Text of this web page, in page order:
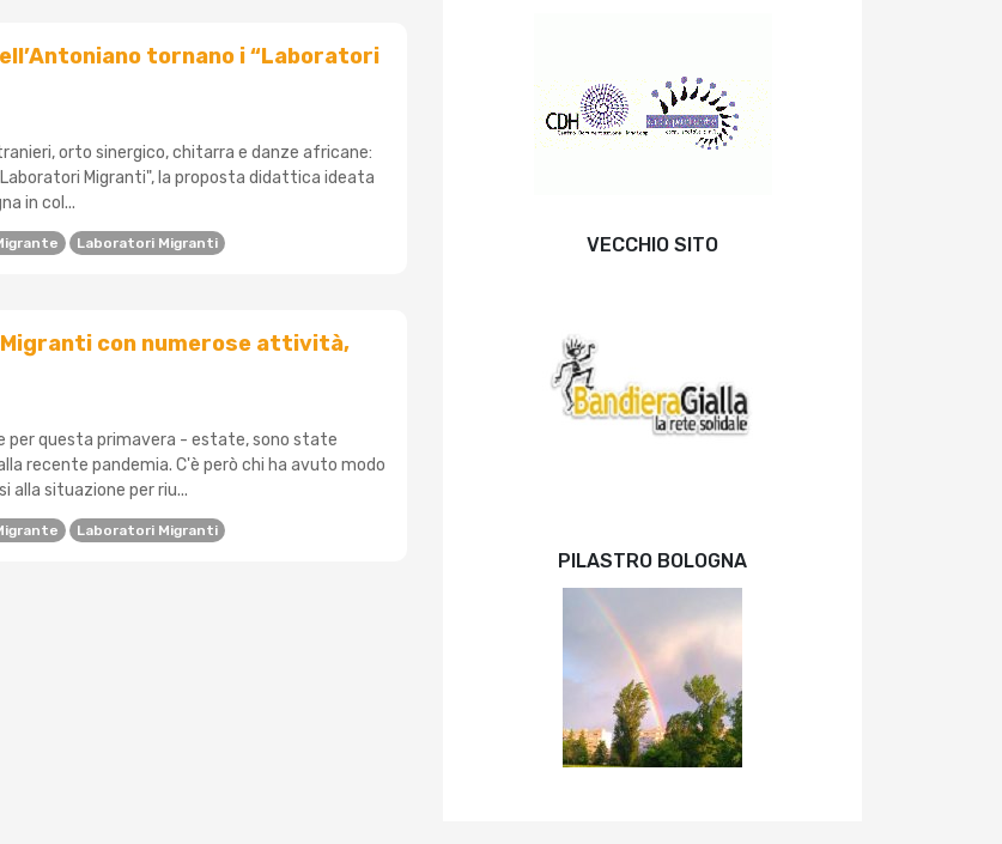
tornano i “Laboratori
orto sinergico, chitarra e danze africane:
Migranti", la proposta didattica ideata
in col...
Laboratori Migranti
con numerose attività,
per questa primavera - estate, sono state
recente pandemia. C'è però chi ha avuto modo
alla situazione per riu...
Laboratori Migranti
VECCHIO SITO
PILASTRO BOLOGNA